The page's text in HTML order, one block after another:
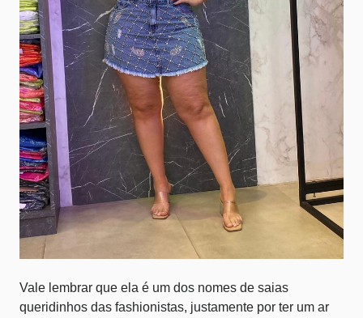
Vale lembrar que ela é um dos nomes de saias
queridinhos das fashionistas, justamente por ter um ar